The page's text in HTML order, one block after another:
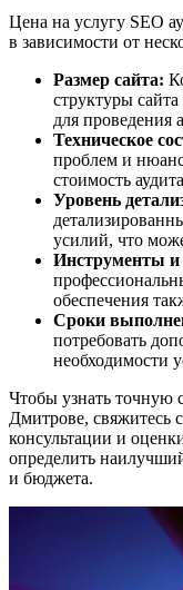
Цена на услугу SEO
в зависимости от
Размер сайта:
структуры
для проведения
Техническое
проблем и
стоимость
Уровень
усилий, что
Инструменты и
обеспечения
Сроки
потребовать
необходимости
Чтобы узнать точную
Дмитрове, свяжитесь
консультации и
определить
и бюджета.